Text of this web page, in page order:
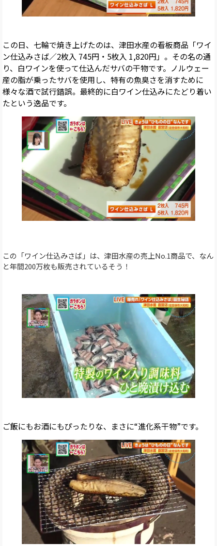
この日、七輪で焼き上げたのは、津田水産の看板商品「ワイ
ン仕込みさば／2枚入 745円・5枚入 1,820円」。その名の通
り、白ワインを使って仕込んだサバの干物です。ノルウェー
産の脂が乗ったサバを使用し、特有の魚臭さを消すために
様々な酒で試行錯誤。最終的に白ワイン仕込みにたどり着い
たという逸品です。
この「ワイン仕込みさば」は、津田水産の売上No.1商品で、なん
と年間200万枚も販売されているそう！
ご飯にもお酒にもぴったりな、まさに“進化系干物”です。